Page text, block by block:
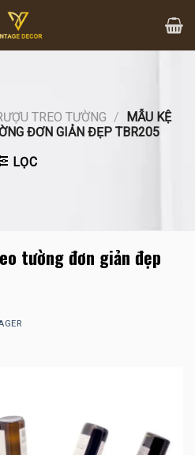
TREO TƯỜNG /
MẪU KỆ
ĐƠN GIẢN ĐẸP TBR205
LỌC
tường đơn giản đẹp